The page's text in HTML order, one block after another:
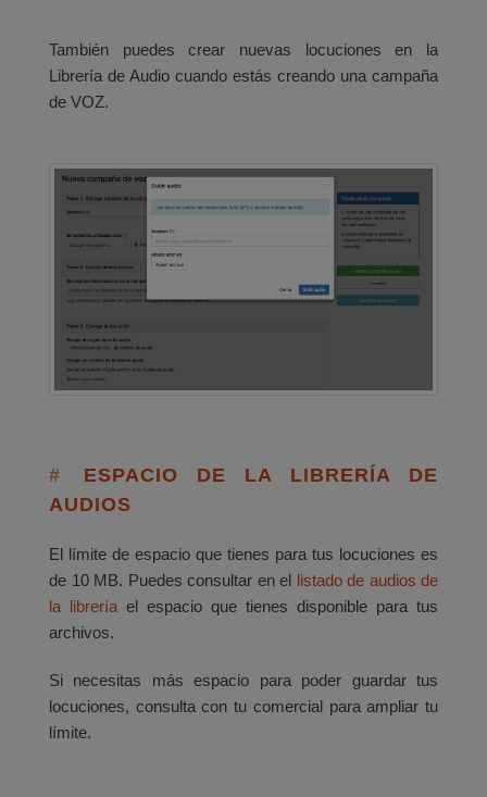
También puedes crear nuevas locuciones en la
Librería de Audio cuando estás creando una campaña
de VOZ.
ESPACIO DE LA LIBRERÍA DE
AUDIOS
El límite de espacio que tienes para tus locuciones es
de 10 MB. Puedes consultar en el listado de audios de
la librería el espacio que tienes disponible para tus
archivos.
Si necesitas más espacio para poder guardar tus
locuciones, consulta con tu comercial para ampliar tu
límite.